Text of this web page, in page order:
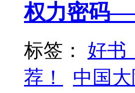
权力密码
标签： 好书
荐！
中国